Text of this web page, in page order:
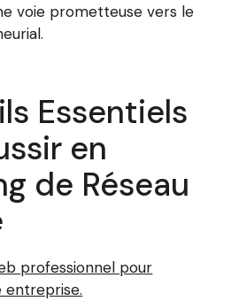
voie prometteuse vers le
Essentiels
en
de Réseau
professionnel pour